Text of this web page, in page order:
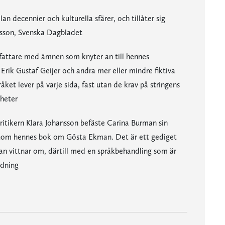
decennier och kulturella sfärer, och tillåter sig
Svenska Dagbladet
med ämnen som knyter an till hennes
Gustaf Geijer och andra mer eller mindre fiktiva
lever på varje sida, fast utan de krav på stringens
Klara Johansson befäste Carina Burman sin
hennes bok om Gösta Ekman. Det är ett gediget
vittnar om, därtill med en språkbehandling som är